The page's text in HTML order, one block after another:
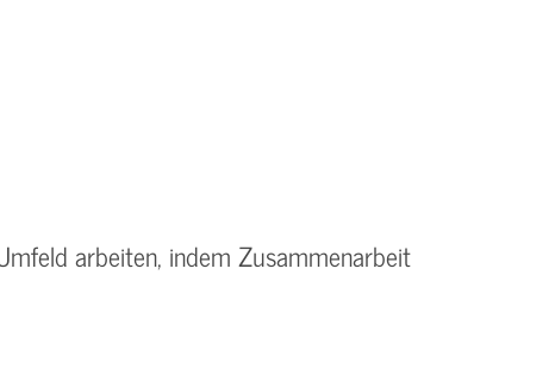
arbeiten, indem Zusammenarbeit